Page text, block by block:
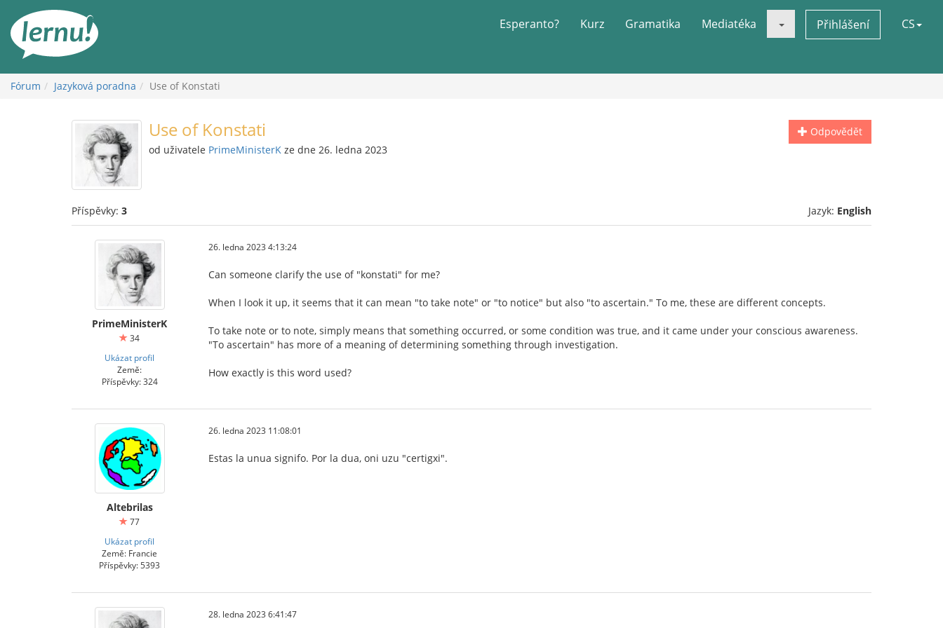
obsahu
Esperanto? Kurz Gramatika Mediatéka Přihlášení CS
Fórum Jazyková poradna Use of Konstati
Odpovědět
Use of Konstati
od uživatele PrimeMinisterK ze dne 26. ledna 2023
Příspěvky: 3 Jazyk: English
PrimeMinisterK
34
Ukázat profil
Země:
Příspěvky: 324
26. ledna 2023 4:13:24
Can someone clarify the use of "konstati" for me?
When I look it up, it seems that it can mean "to take note" or "to notice" but also "to ascertain." To me, these are different concepts.
To take note or to note, simply means that something occurred, or some condition was true, and it came under your conscious awareness.
"To ascertain" has more of a meaning of determining something through investigation.
How exactly is this word used?
Altebrilas
77
Ukázat profil
Země: Francie
Příspěvky: 5393
26. ledna 2023 11:08:01
Estas la unua signifo. Por la dua, oni uzu "certigxi".
28. ledna 2023 6:41:47